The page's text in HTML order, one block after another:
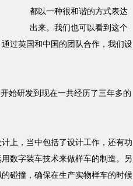
都以一种很和谐的方式表达
出来。我们也可以看到这个
过英国和中国的团队合作，我们设
研发到现在一共经历了三年多的
上，当中包括了设计工作，还有功
数字装车技术来做样车的制造。另
碰撞，确保在生产实物样车的时候